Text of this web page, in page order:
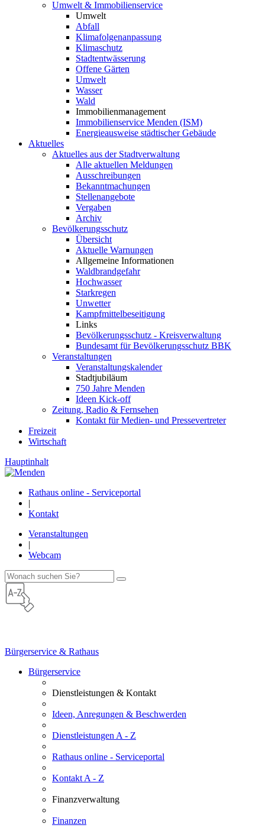
Umwelt & Immobilienservice
Umwelt
Abfall
Klimafolgenanpassung
Klimaschutz
Stadtentwässerung
Offene Gärten
Umwelt
Wasser
Wald
Immobilienmanagement
Immobilienservice Menden (ISM)
Energieausweise städtischer Gebäude
Aktuelles
Aktuelles aus der Stadtverwaltung
Alle aktuellen Meldungen
Ausschreibungen
Bekanntmachungen
Stellenangebote
Vergaben
Archiv
Bevölkerungsschutz
Übersicht
Aktuelle Warnungen
Allgemeine Informationen
Waldbrandgefahr
Hochwasser
Starkregen
Unwetter
Kampfmittelbeseitigung
Links
Bevölkerungsschutz - Kreisverwaltung
Bundesamt für Bevölkerungsschutz BBK
Veranstaltungen
Veranstaltungskalender
Stadtjubiläum
750 Jahre Menden
Ideen Kick-off
Zeitung, Radio & Fernsehen
Kontakt für Medien- und Pressevertreter
Freizeit
Wirtschaft
Hauptinhalt
Rathaus online - Serviceportal
|
Kontakt
Veranstaltungen
|
Webcam
Bürgerservice & Rathaus
Bürgerservice
Dienstleistungen & Kontakt
Ideen, Anregungen & Beschwerden
Dienstleistungen A - Z
Rathaus online - Serviceportal
Kontakt A - Z
Finanzverwaltung
Finanzen